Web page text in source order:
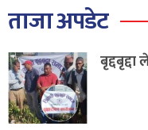
ताजा अपडेट